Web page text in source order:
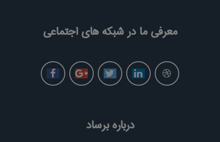
معرفی ما در شبکه های اجتماعی
درباره برساد